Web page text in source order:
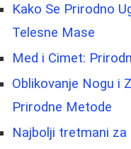
Kako Se Prirodno
Telesne Mase
Med i Cimet:
Oblikovanje Nogu i
Prirodne Metode
Najbolji tretmani